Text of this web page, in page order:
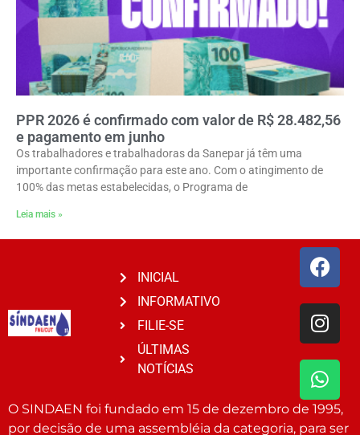
PPR 2026 é confirmado com valor de R$ 28.482,56
e pagamento em junho
Os trabalhadores e trabalhadoras da Sanepar já têm uma
importante confirmação para este ano. Com o atingimento de
100% das metas estabelecidas, o Programa de
Leia mais »
INICIAL
INFORMATIVO
FILIE-SE
ÚLTIMAS
NOTÍCIAS
O SINDAEN foi fundado em 15 de dezembro de 1995,
por decisão de uma assembléia da categoria, para ser